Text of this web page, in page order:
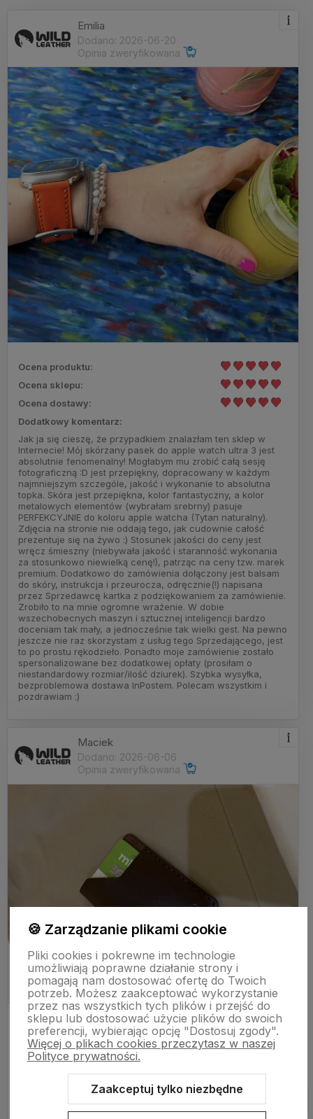
Emilia
Dodano: 2026-06-20
Opinia zweryfikowana
Ocena produktu:
Ocena sklepu:
Ocena dostawy:
Dodatkowy komentarz:
Jak ja się cieszę, że przypadkiem znalazłam ten sklep w
Internecie! Mój skórzany pasek do apple watch ultra 3 jest
absolutnie fenomenalny! Mogłabym mu zrobić całą sesję
fotograficzną :D jest przepiękny, dopracowany w każdym
najmniejszym szczególe, jakość i wykonanie to absolutna
topka. Skóra jest przepiękna, kolor fantastyczny, a kolor
metalowych elementów (wybrałam srebrny) pasuje
PERFEKCYJNIE do koloru apple watcha (Tytan naturalny).
Zdjęcia na stronie nie oddają tego, jak cudownie całość
prezentuje się na żywo :) Stosunek jakości do ceny jest
wręcz śmieszny (niebywała jakość i staranność wykonania
za stosunkowo niewielką cenę!), patrząc na ceny tzw. marek
premium. Dodatkowo do zamówienia dołączony jest balsam
do skóry, instrukcja i przeurocza, odręcznie(!) napisana
przez Sprzedawcę kartka z podziękowaniem za zamówienie.
Zrobiło to na mnie ogromne wrażenie. W dobie
wszechobecnych maszyn i sztucznej inteligencji bardzo
doceniam tak mały, a jednocześnie tak wielki gest. Na pewno
jeszcze nie raz skorzystam z usług tego Sprzedającego, jest
to po prostu rękodzieło. Ponadto moje zamówienie zostało
spersonalizowane bez dodatkowej opłaty (prosiłam o
niestandardowy rozmiar/ilość dziurek). Szybka wysyłka,
bezproblemowa dostawa InPostem. Polecam wszystkim i
pozdrawiam :)
Maciek
Dodano: 2026-06-06
Opinia zweryfikowana
Ocena produktu:
Ocena sklepu:
Ocena dostawy:
Gruba naturalna skóra. Solidne przeszycia. Czekam aż
pokryje się „patyną”
🍪 Zarządzanie plikami cookie
Pliki cookies i pokrewne im technologie
umożliwiają poprawne działanie strony i
pomagają nam dostosować ofertę do Twoich
potrzeb. Możesz zaakceptować wykorzystanie
przez nas wszystkich tych plików i przejść do
sklepu lub dostosować użycie plików do swoich
preferencji, wybierając opcję "Dostosuj zgody".
Więcej o plikach cookies przeczytasz w naszej
Polityce prywatności.
Zaakceptuj tylko niezbędne